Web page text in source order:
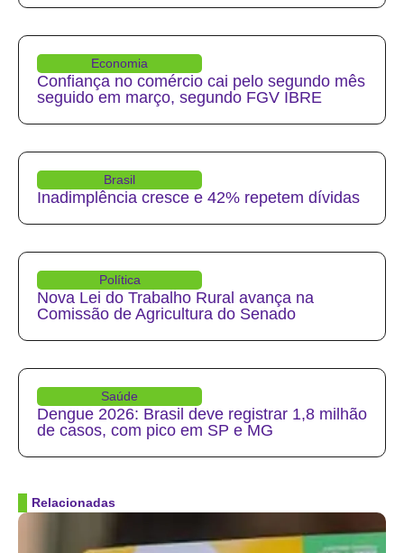
Economia
Confiança no comércio cai pelo segundo mês
seguido em março, segundo FGV IBRE
Brasil
Inadimplência cresce e 42% repetem dívidas
Política
Nova Lei do Trabalho Rural avança na
Comissão de Agricultura do Senado
Saúde
Dengue 2026: Brasil deve registrar 1,8 milhão
de casos, com pico em SP e MG
Relacionadas